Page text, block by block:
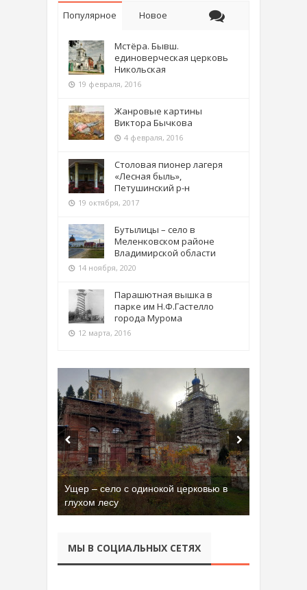
Популярное Новое
Мстёра. Бывш.
единоверческая церковь
Никольская
19 февраля, 2016
Жанровые картины
Виктора Бычкова
4 февраля, 2016
Столовая пионер лагеря
«Лесная быль»,
Петушинский р-н
19 октября, 2017
Бутылицы – село в
Меленковском районе
Владимирской области
14 ноября, 2020
Парашютная вышка в
парке им Н.Ф.Гастелло
города Мурома
12 марта, 2016
Ущер – село с одинокой церковью в
глухом лесу
Бывшая танковая часть имени Сухэ-
Батора во Владимире
МЫ В СОЦИАЛЬНЫХ СЕТЯХ